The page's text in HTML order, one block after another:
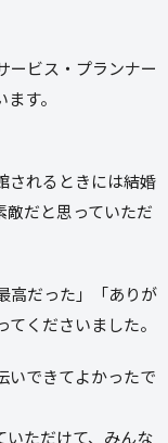
ービス・プランナー
す。
されるときには結婚
敵だと思っていただ
高だった」「ありが
くださいました。
いできてよかったで
いただけて、みんな